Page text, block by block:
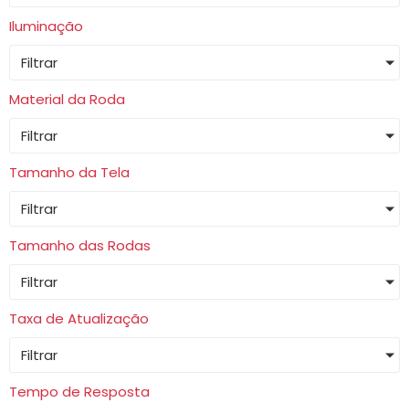
Iluminação
Filtrar
Material da Roda
Filtrar
Tamanho da Tela
Filtrar
Tamanho das Rodas
Filtrar
Taxa de Atualização
Filtrar
Tempo de Resposta